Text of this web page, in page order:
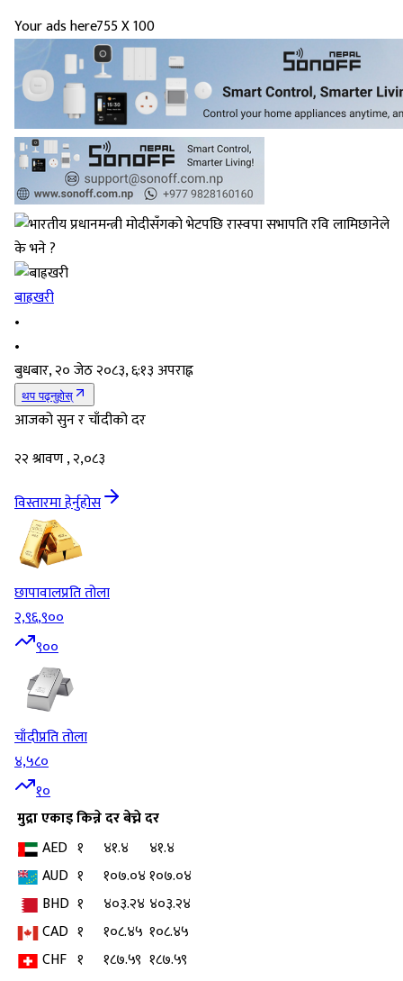
Your ads here755 X 100
बाह्रखरी
•
•
बुधबार, २० जेठ २०८३, ६:१३ अपराह्न
थप पढ्नुहोस्
आजको सुन र चाँदीको दर
२२ श्रावण , २,०८३
विस्तारमा हेर्नुहोस
छापावालप्रति तोला
२,९६,९००
९००
चाँदीप्रति तोला
४,५८०
१०
मुद्राएकाइकिन्ने दरबेच्ने दर
AED १ ४१.४
४१.४
AUD १ १०७.०४१०७.०४
BHD १ ४०३.२४ ४०३.२४
CAD १ १०८.४५ १०८.४५
CHF १ १८७.५९ १८७.५९